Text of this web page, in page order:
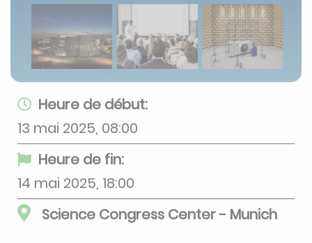
Heure de début:
13 mai 2025, 08:00
Heure de fin:
14 mai 2025, 18:00
Science Congress Center - Munich